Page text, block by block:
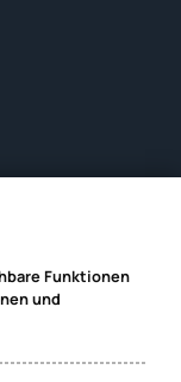
Funktionen
und